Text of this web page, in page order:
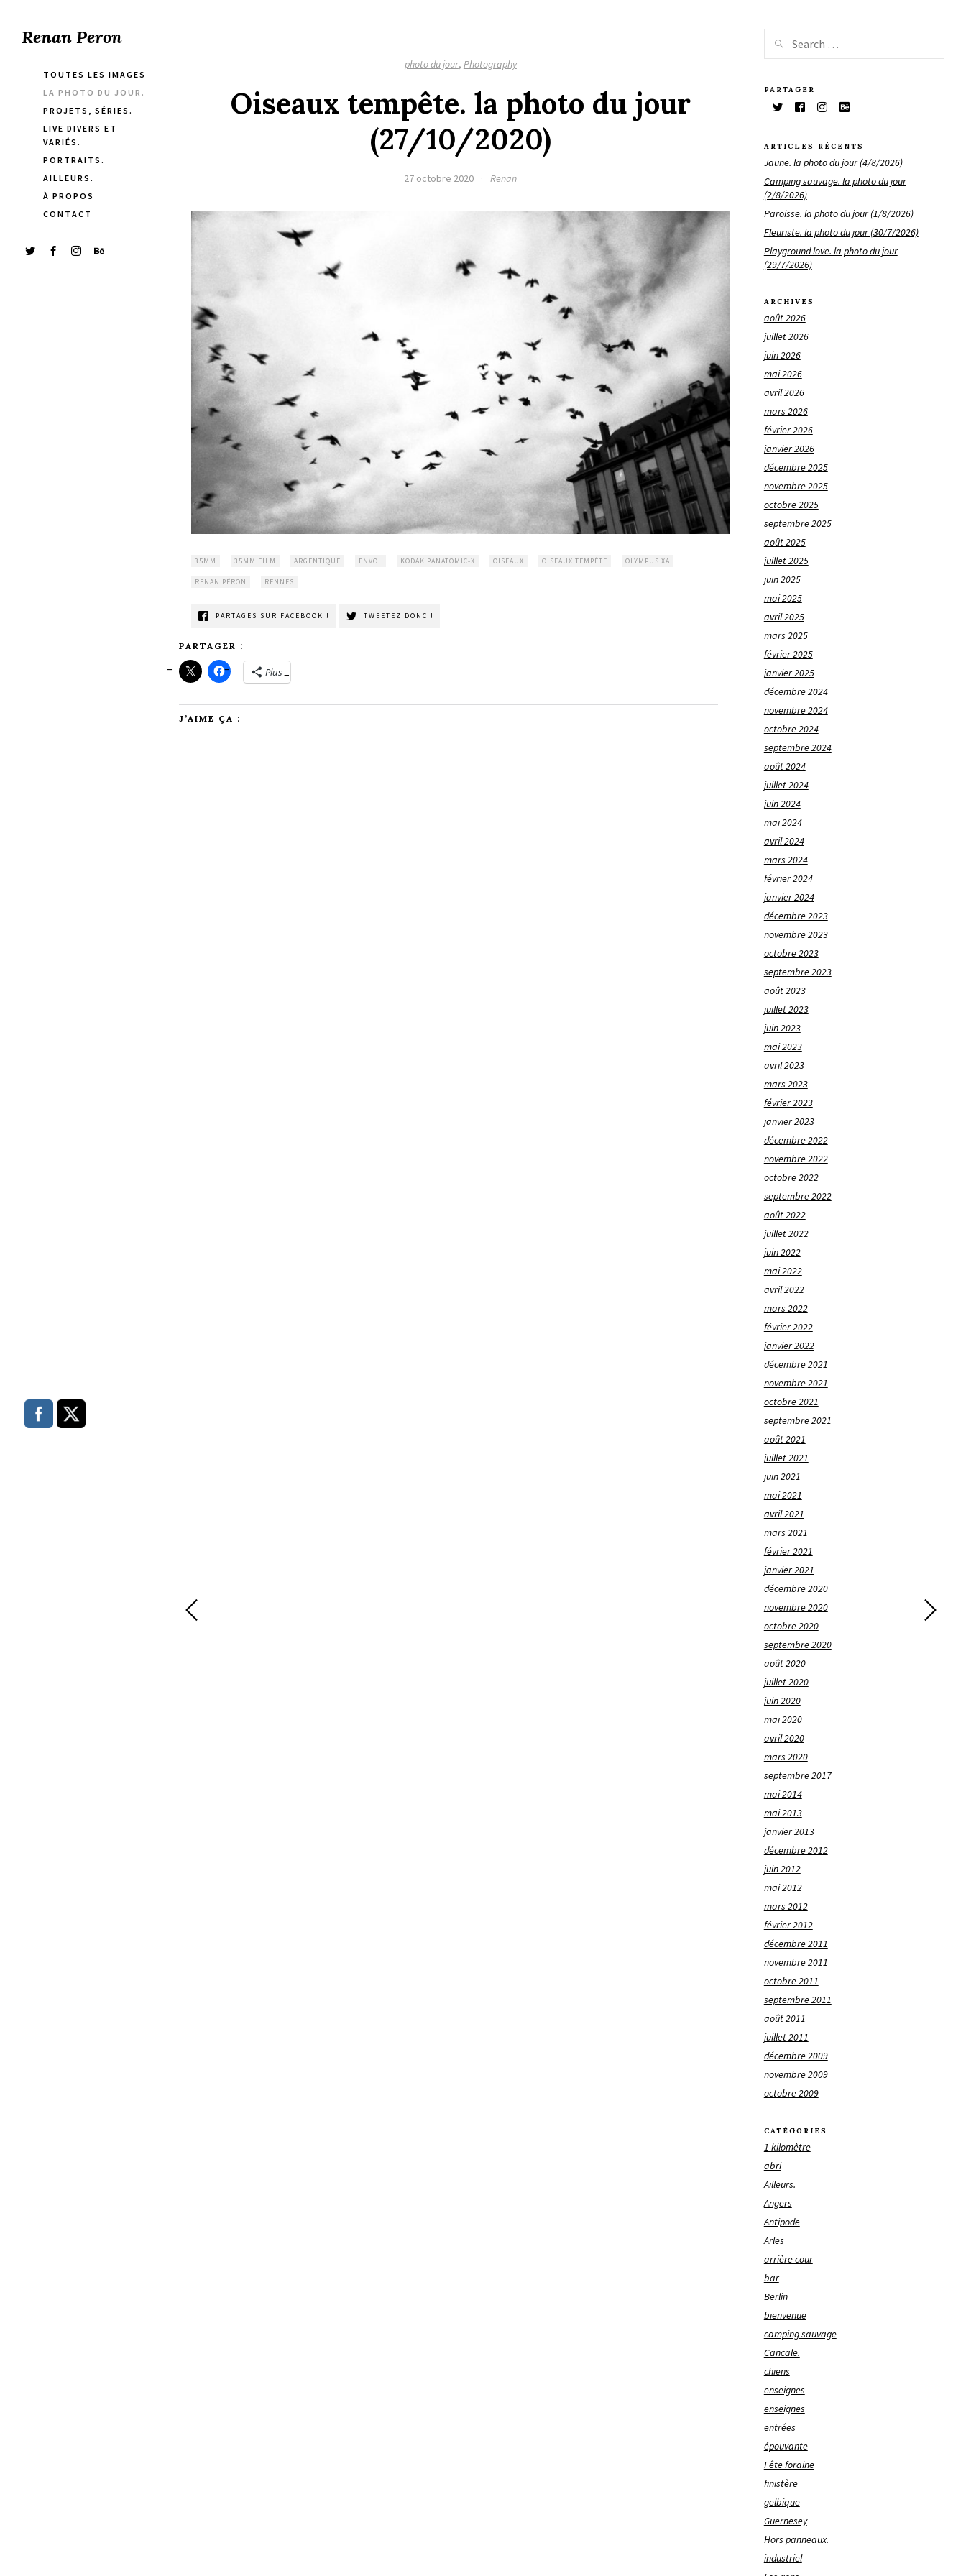
Renan Peron
TOUTES LES IMAGES
LA PHOTO DU JOUR.
PROJETS, SÉRIES.
LIVE DIVERS ET
VARIÉS.
PORTRAITS.
AILLEURS.
À PROPOS
CONTACT
photo du jour, Photography
Oiseaux tempête. la photo du jour
(27/10/2020)
27 octobre 2020 · Renan
35MM 35MM FILM ARGENTIQUE ENVOL KODAK PANATOMIC-X OISEAUX OISEAUX TEMPÊTE OLYMPUS XA
RENAN PÉRON RENNES
PARTAGES SUR FACEBOOK ! TWEETEZ DONC !
PARTAGER :
Plus
J’AIME ÇA :
PARTAGER
ARTICLES RÉCENTS
Jaune. la photo du jour (4/8/2026)
Camping sauvage. la photo du jour
(2/8/2026)
Paroisse. la photo du jour (1/8/2026)
Fleuriste. la photo du jour (30/7/2026)
Playground love. la photo du jour
(29/7/2026)
ARCHIVES
août 2026
juillet 2026
juin 2026
mai 2026
avril 2026
mars 2026
février 2026
janvier 2026
décembre 2025
novembre 2025
octobre 2025
septembre 2025
août 2025
juillet 2025
juin 2025
mai 2025
avril 2025
mars 2025
février 2025
janvier 2025
décembre 2024
novembre 2024
octobre 2024
septembre 2024
août 2024
juillet 2024
juin 2024
mai 2024
avril 2024
mars 2024
février 2024
janvier 2024
décembre 2023
novembre 2023
octobre 2023
septembre 2023
août 2023
juillet 2023
juin 2023
mai 2023
avril 2023
mars 2023
février 2023
janvier 2023
décembre 2022
novembre 2022
octobre 2022
septembre 2022
août 2022
juillet 2022
juin 2022
mai 2022
avril 2022
mars 2022
février 2022
janvier 2022
décembre 2021
novembre 2021
octobre 2021
septembre 2021
août 2021
juillet 2021
juin 2021
mai 2021
avril 2021
mars 2021
février 2021
janvier 2021
décembre 2020
novembre 2020
octobre 2020
septembre 2020
août 2020
juillet 2020
juin 2020
mai 2020
avril 2020
mars 2020
septembre 2017
mai 2014
mai 2013
janvier 2013
décembre 2012
juin 2012
mai 2012
mars 2012
février 2012
décembre 2011
novembre 2011
octobre 2011
septembre 2011
août 2011
juillet 2011
décembre 2009
novembre 2009
octobre 2009
CATÉGORIES
1 kilomètre
abri
Ailleurs.
Angers
Antipode
Arles
arrière cour
bar
Berlin
bienvenue
camping sauvage
Cancale.
chiens
enseignes
enseignes
entrées
épouvante
Fête foraine
finistère
gelbique
Guernesey
Hors panneaux.
industriel